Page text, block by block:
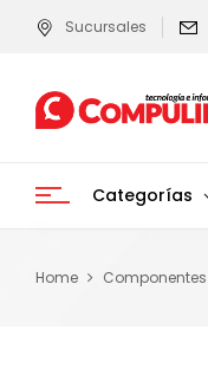
Sucursales
Categorías
Home Componentes